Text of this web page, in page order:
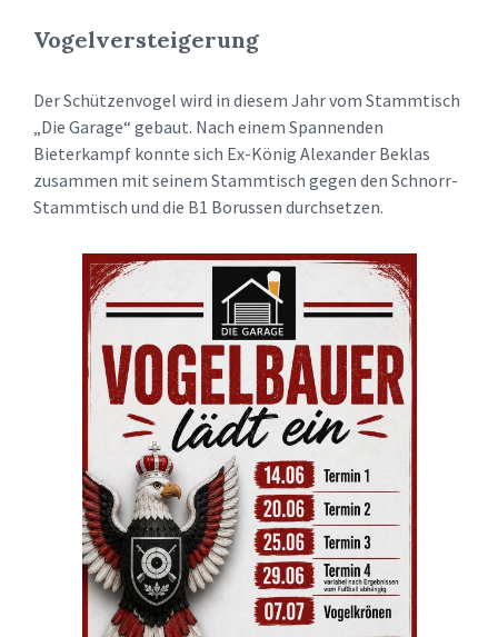
Vogelversteigerung
Der Schützenvogel wird in diesem Jahr vom Stammtisch
„Die Garage“ gebaut. Nach einem Spannenden
Bieterkampf konnte sich Ex-König Alexander Beklas
zusammen mit seinem Stammtisch gegen den Schnorr-
Stammtisch und die B1 Borussen durchsetzen.